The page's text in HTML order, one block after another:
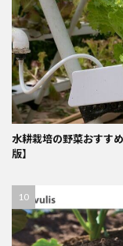
水耕栽培の野菜おすす
版】